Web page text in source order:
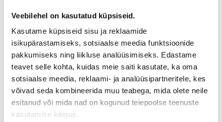
Veebilehel on kasutatud küpsiseid.
Kasutame küpsiseid sisu ja reklaamide
isikupärastamiseks, sotsiaalse meedia funktsioonide
pakkumiseks ning liikluse analüüsimiseks. Edastame
teavet selle kohta, kuidas meie saiti kasutate, ka oma
sotsiaalse meedia, reklaami- ja analüüsipartneritele, kes
võivad seda kombineerida muu teabega, mida olete neile
esitanud või mida nad on kogunud teiepoolse teenuste
kasutamise käigus.
VIIMISTLUS (11)
NCS S0502-YNCS S0500-NNCS S3502-YNCS S7000-NNCS S9000-N
ROHKEM